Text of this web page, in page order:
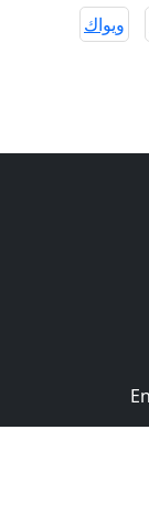
ويواك